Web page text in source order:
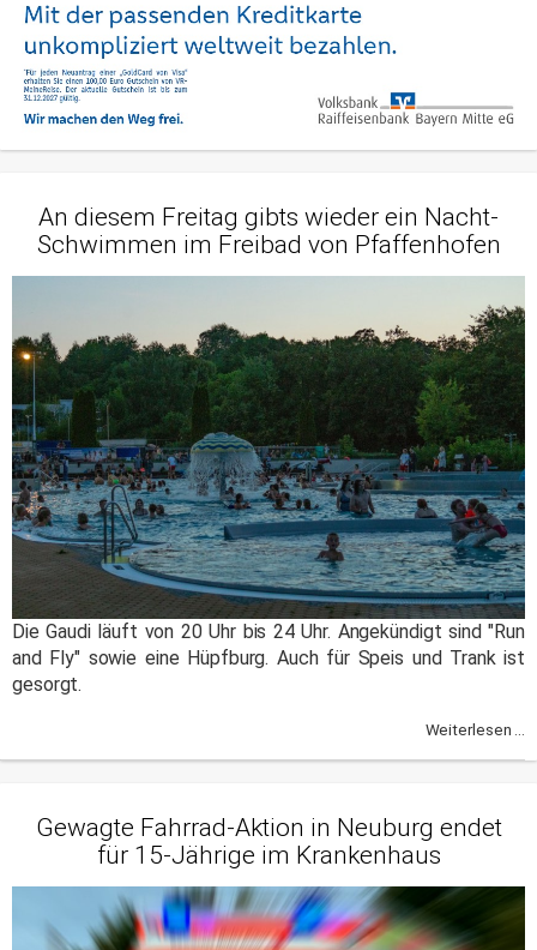
An diesem Freitag gibts wieder ein Nacht-
Schwimmen im Freibad von Pfaffenhofen
Die Gaudi läuft von 20 Uhr bis 24 Uhr. Angekündigt sind "Run
and Fly" sowie eine Hüpfburg. Auch für Speis und Trank ist
gesorgt.
Weiterlesen ...
Gewagte Fahrrad-Aktion in Neuburg endet
für 15-Jährige im Krankenhaus